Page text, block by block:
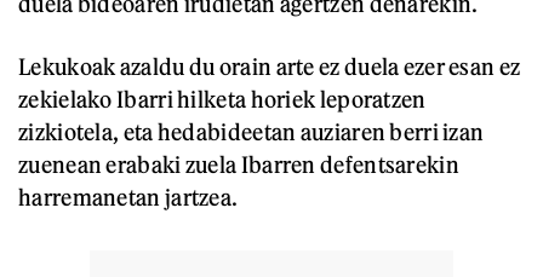
Lekukoak azaldu du orain arte ez duela ezer esan ez
zekielako Ibarri hilketa horiek leporatzen
zizkiotela, eta hedabideetan auziaren berri izan
zuenean erabaki zuela Ibarren defentsarekin
harremanetan jartzea.